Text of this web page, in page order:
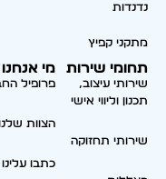
נדנדות
מתקני קפיץ
תחומי שירות
שירותי עיצוב,
תכנון וליווי אישי
שירותי תחזוקה
מי אנחנו
פרופיל
הצוות
כתבו עלינו